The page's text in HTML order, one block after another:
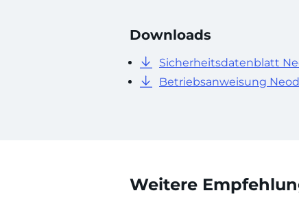
Downloads
Sicherheitsdatenblatt
Betriebsanweisung
Weitere